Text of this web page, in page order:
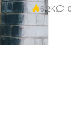
6.2K 0